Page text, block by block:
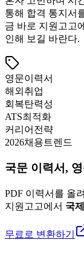
통해 합격 통지서
금 바로 지원고고
인해 보길 바란다.
영문이력서
해외취업
회복탄력성
ATS최적화
커리어전략
2026채용트렌드
국문 이력서,
PDF 이력서를 올
지원고고에서 국
무료로 변환하기